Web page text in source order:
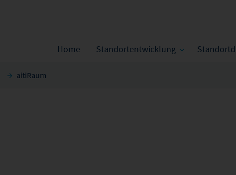
Home Standortentwicklung
aitiRaum